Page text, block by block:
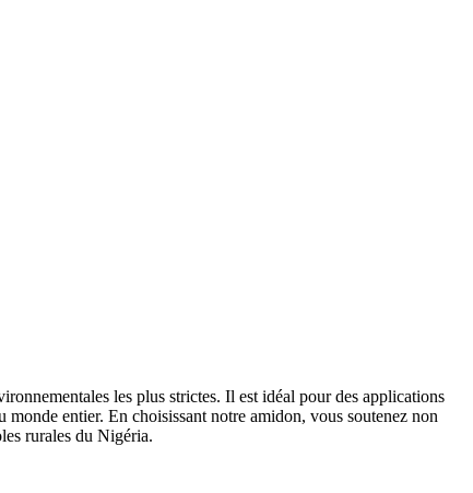
les plus strictes. Il est idéal pour des applications
entier. En choisissant notre amidon, vous soutenez non
rurales du Nigéria.